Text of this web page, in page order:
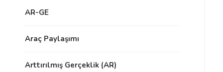
AR-GE
Araç Paylaşımı
Arttırılmış Gerçeklik (AR)